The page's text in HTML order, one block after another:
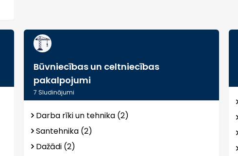
Būvniecības un celtniecības
pakalpojumi
7 Sludinājumi
Darba rīki un tehnika (2)
Santehnika (2)
Dažādi (2)